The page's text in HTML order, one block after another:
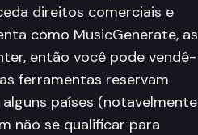
direitos comerciais e
como MusicGenerate, as
então você pode vendê-
ferramentas reservam
países (notavelmente
não se qualificar para